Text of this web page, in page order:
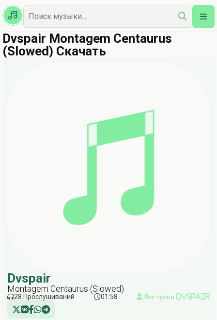
Казахская
Наш Топ
Dvspair Montagem Centaurus
(Slowed) Скачать
Dvspair
Montagem Centaurus (Slowed)
28 Прослушиваний 01:58 Все треки Dvspair